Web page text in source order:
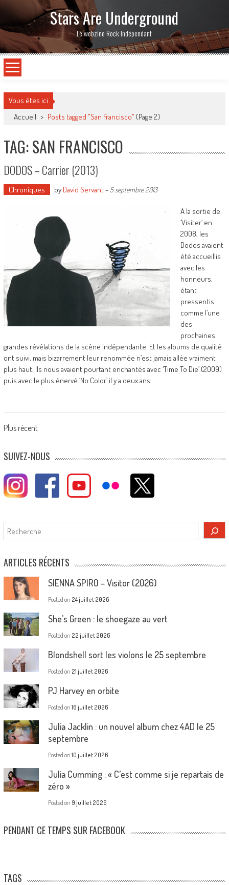
Stars Are Underground
Le webzine Rock Indépendant
Vous êtes ici
Accueil > Posts tagged "San Francisco" (Page 2)
TAG: SAN FRANCISCO
DODOS – Carrier (2013)
Chroniques by David Servant- 5 septembre 2013
A la sortie de
‘Visiter’ en
2008, les
Dodos avaient
été accueillis
avec les
honneurs,
étant
pressentis
comme l’une
des
prochaines
grandes révélations de la scène indépendante. Et les albums de qualité
ont suivi, mais bizarrement leur renommée n’est jamais allée vraiment
plus haut. Ils nous avaient pourtant enchantés avec ‘Time To Die’ (2009)
puis avec le plus énervé ‘No Color’ il y a deux ans.
Posts
navigation
Plus récent
SUIVEZ-NOUS
Rechercher
ARTICLES RÉCENTS
SIENNA SPIRO – Visitor (2026)
Posted on 24 juillet 2026
She’s Green : le shoegaze au vert
Posted on 22 juillet 2026
Blondshell sort les violons le 25 septembre
Posted on 21 juillet 2026
PJ Harvey en orbite
Posted on 16 juillet 2026
Julia Jacklin : un nouvel album chez 4AD le 25
septembre
Posted on 10 juillet 2026
Julia Cumming : « C’est comme si je repartais de
zéro »
Posted on 9 juillet 2026
PENDANT CE TEMPS SUR FACEBOOK
TAGS